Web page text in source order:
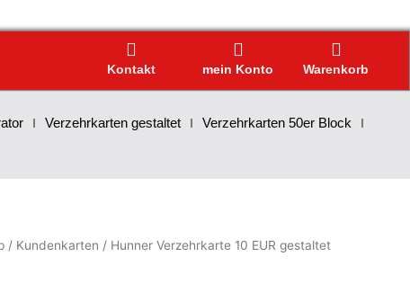
Warenkorb
Kontakt mein Konto
Verzehrkarten gestaltet
Verzehrkarten 50er Block
/ Kundenkarten / Hunner Verzehrkarte 10 EUR gestaltet